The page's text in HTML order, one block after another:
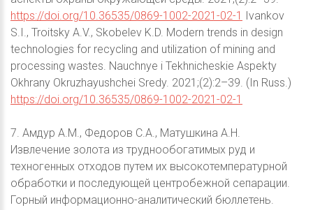
https://doi.org/10.36535/0869-1002-2021-02-1
Ivankov
S.I., Troitsky A.V., Skobelev K.D. Modern trends in design
technologies for recycling and utilization of mining and
processing wastes. Nauchnye i Tekhnicheskie Aspekty
Okhrany Okruzhayushchei Sredy. 2021;(2):2–39. (In Russ.)
https://doi.org/10.36535/0869-1002-2021-02-1
7. Амдур А.М., Федоров С.А., Матушкина А.Н.
Извлечение золота из труднообогатимых руд и
техногенных отходов путем их высокотемпературной
обработки и последующей центробежной сепарации.
Горный информационно-аналитический бюллетень.